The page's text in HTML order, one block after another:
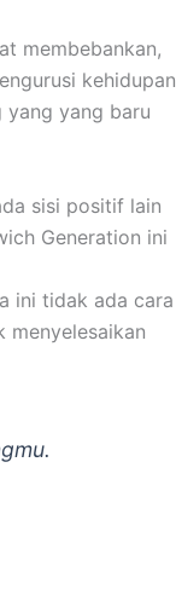
membebankan,
kehidupan
yang yang baru
sisi positif lain
Generation ini
ini tidak ada cara
menyelesaikan